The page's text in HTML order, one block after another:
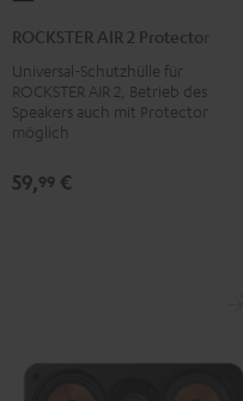
2
Protector
Schwarz
ROCKSTER AIR 2 Protector
Universal-Schutzhülle für
ROCKSTER AIR 2, Betrieb des
Speakers auch mit Protector
möglich
59,99 €